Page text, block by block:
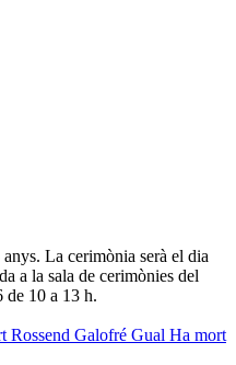
La cerimònia serà el dia
a la sala de cerimònies del
de 10 a 13 h.
Rossend Galofré Gual Ha mort